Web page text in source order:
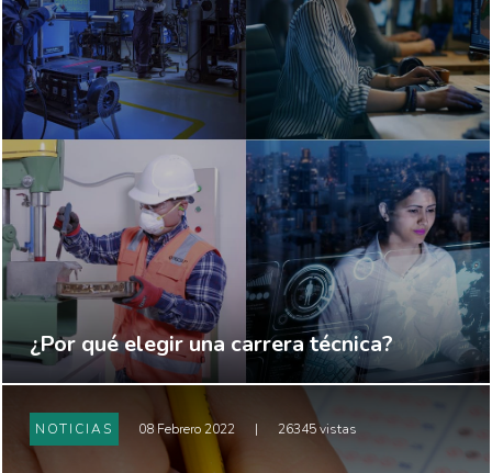
¿Por qué elegir una carrera técnica?
NOTICIAS 08 Febrero 2022 | 26345 vistas